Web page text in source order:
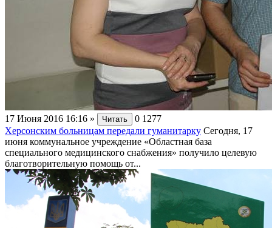
17 Июня 2016 16:16 » Читать 0 1277
Херсонским больницам передали гуманитарку Сегодня, 17
июня коммунальное учреждение «Областная база
специального медицинского снабжения» получило целевую
благотворительную помощь от...